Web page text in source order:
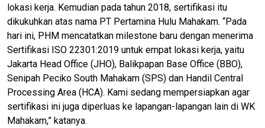
lokasi kerja. Kemudian pada tahun 2018, sertifikasi itu
dikukuhkan atas nama PT Pertamina Hulu Mahakam. “Pada
hari ini, PHM mencatatkan milestone baru dengan menerima
Sertifikasi ISO 22301:2019 untuk empat lokasi kerja, yaitu
Jakarta Head Office (JHO), Balikpapan Base Office (BBO),
Senipah Peciko South Mahakam (SPS) dan Handil Central
Processing Area (HCA). Kami sedang mempersiapkan agar
sertifikasi ini juga diperluas ke lapangan-lapangan lain di WK
Mahakam,” katanya.